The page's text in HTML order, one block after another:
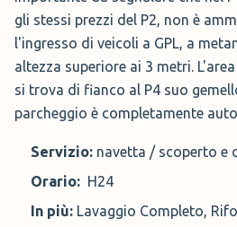
gli stessi prezzi del P2, non è
l'ingresso di veicoli a GPL, a
altezza superiore ai 3 metri.
si trova di fianco al P4 suo
parcheggio è completamente
Servizio: navetta / scoperto e
Orario: H24
In più: Lavaggio Completo,